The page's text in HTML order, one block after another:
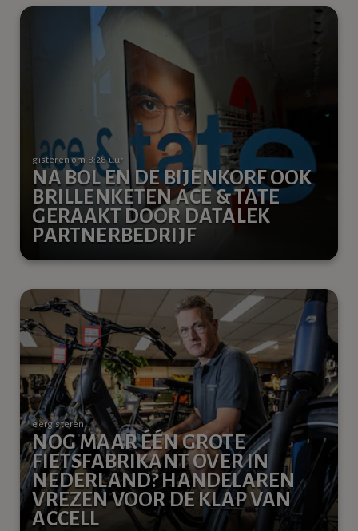
NA BOL EN DE BIJENKORF OOK
BRILLENKETEN ACE & TATE
GERAAKT DOOR DATALEK
PARTNERBEDRIJF
gisteren om 8:28 uur
NOG MAAR ÉÉN GROTE
FIETSFABRIKANT OVER IN
NEDERLAND? HANDELAREN
VREZEN VOOR DE KLAP VAN
ACCELL
eergisteren